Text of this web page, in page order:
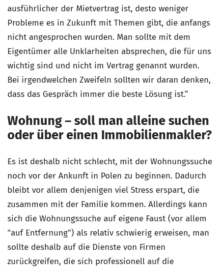
ausführlicher der Mietvertrag ist, desto weniger
Probleme es in Zukunft mit Themen gibt, die anfangs
nicht angesprochen wurden. Man sollte mit dem
Eigentümer alle Unklarheiten absprechen, die für uns
wichtig sind und nicht im Vertrag genannt wurden.
Bei irgendwelchen Zweifeln sollten wir daran denken,
dass das Gespräch immer die beste Lösung ist.“
Wohnung – soll man alleine suchen
oder über einen Immobilienmakler?
Es ist deshalb nicht schlecht, mit der Wohnungssuche
noch vor der Ankunft in Polen zu beginnen. Dadurch
bleibt vor allem denjenigen viel Stress erspart, die
zusammen mit der Familie kommen. Allerdings kann
sich die Wohnungssuche auf eigene Faust (vor allem
"auf Entfernung") als relativ schwierig erweisen, man
sollte deshalb auf die Dienste von Firmen
zurückgreifen, die sich professionell auf die